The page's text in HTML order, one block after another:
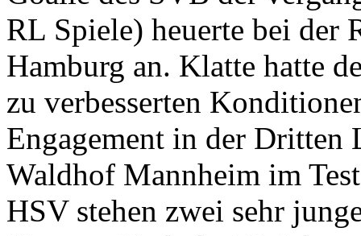
RL Spiele) heuerte bei der
Hamburg an. Klatte hatte
zu verbesserten
Engagement in der
Waldhof Mannheim im
HSV stehen zwei sehr